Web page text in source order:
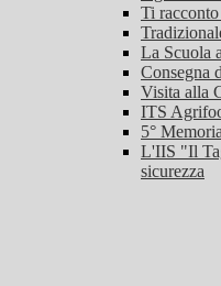
Ti
La Scuola
Consegna
Visita alla
ITS
5°
L'IIS "Il
sicurezza